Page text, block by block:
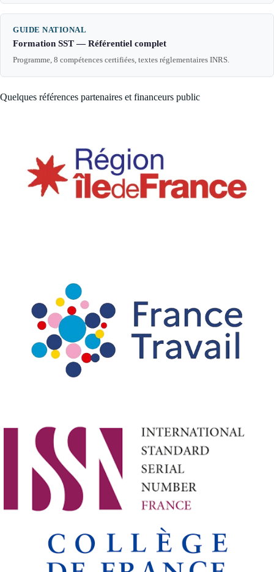
GUIDE NATIONAL
Formation SST — Référentiel complet
Programme, 8 compétences certifiées, textes réglementaires INRS.
Quelques références partenaires et financeurs public